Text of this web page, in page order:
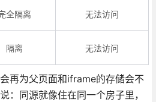
全隔离 无法访问
隔离 无法访问
再为父页面和iframe的存储会不
：同源就像住在同一个房子里，